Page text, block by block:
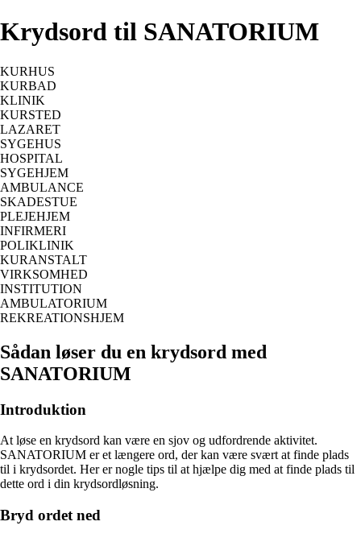
Krydsord til SANATORIUM
KURHUS
KURBAD
KLINIK
KURSTED
LAZARET
SYGEHUS
HOSPITAL
SYGEHJEM
AMBULANCE
SKADESTUE
PLEJEHJEM
INFIRMERI
POLIKLINIK
KURANSTALT
VIRKSOMHED
INSTITUTION
AMBULATORIUM
REKREATIONSHJEM
Sådan løser du en krydsord med
SANATORIUM
Introduktion
At løse en krydsord kan være en sjov og udfordrende aktivitet.
SANATORIUM er et længere ord, der kan være svært at finde plads
til i krydsordet. Her er nogle tips til at hjælpe dig med at finde plads til
dette ord i din krydsordløsning.
Bryd ordet ned